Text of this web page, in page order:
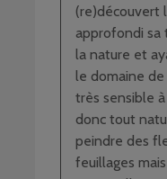
(re)découvert
approfondi sa
la nature et
le domaine de
très sensible à
donc tout
peindre des
feuillages